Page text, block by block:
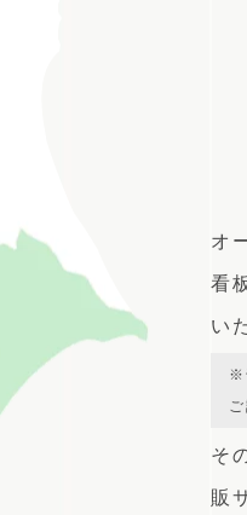
オ
看
い
※
そ
販